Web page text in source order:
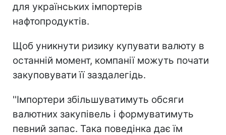
для українських імпортерів
нафтопродуктів.
Щоб уникнути ризику купувати валюту в
останній момент, компанії можуть почати
закуповувати її заздалегідь.
''Імпортери збільшуватимуть обсяги
валютних закупівель і формуватимуть
певний запас. Така поведінка дає їм